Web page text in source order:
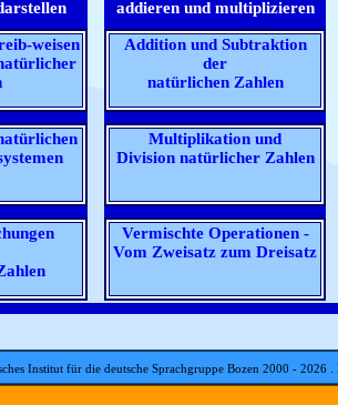
addieren und multiplizieren
weisen
Addition und Subtraktion
der
natürlichen Zahlen
Multiplikation und
Division natürlicher Zahlen
Vermischte Operationen -
Vom Zweisatz zum Dreisatz
Institut für die deutsche Sprachgruppe Bozen 2000 - 2026